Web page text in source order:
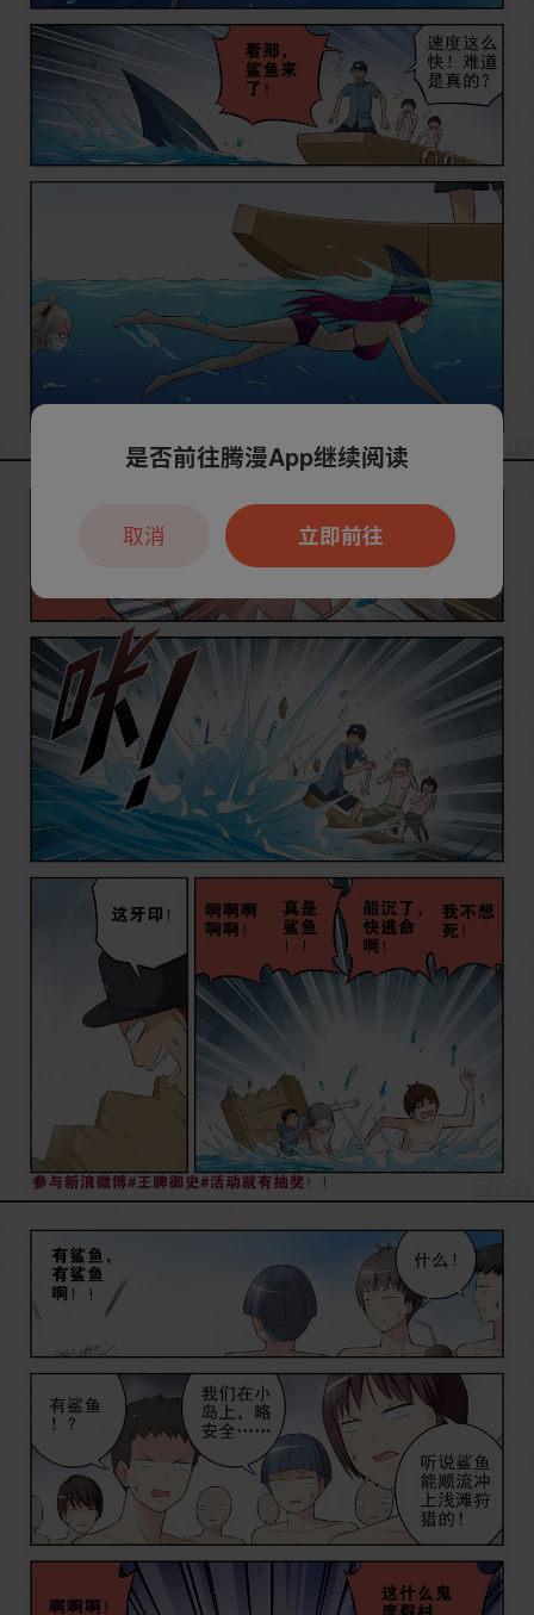
是否前往腾漫App继续阅读
立即前往
取消